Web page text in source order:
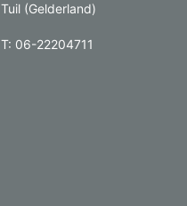
Tuil (Gelderland)
T: 06-22204711